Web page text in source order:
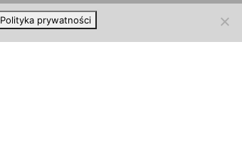
Polityka prywatności